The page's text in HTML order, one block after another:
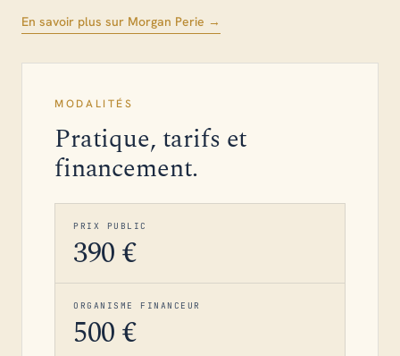
En savoir plus sur Morgan Perie →
MODALITÉS
Pratique, tarifs et
financement.
PRIX PUBLIC
390 €
ORGANISME FINANCEUR
500 €